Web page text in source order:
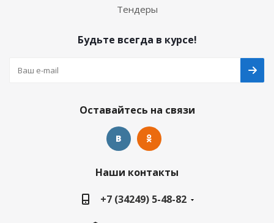
Тендеры
Будьте всегда в курсе!
Оставайтесь на связи
Наши контакты
+7 (34249) 5-48-82